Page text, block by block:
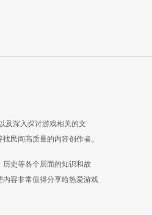
及深入探讨游戏相关的文
民间高质量的内容创作者。
史等各个层面的知识和故
容非常值得分享给热爱游戏